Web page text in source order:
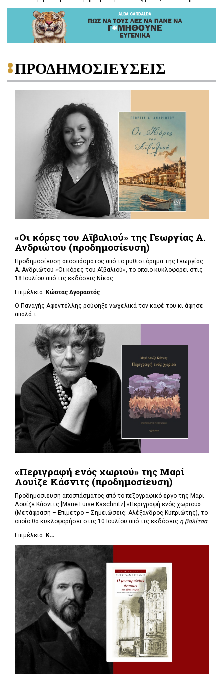
ΠΡΟΔΗΜΟΣΙΕΥΣΕΙΣ
«Οι κόρες του Αϊβαλιού» της Γεωργίας Α.
Ανδριώτου (προδημοσίευση)
Προδημοσίευση αποσπάσματος από το μυθιστόρημα της Γεωργίας
Α. Ανδριώτου «Οι κόρες του Αϊβαλιού», το οποίο κυκλοφορεί στις
18 Ιουλίου από τις εκδόσεις Νίκας.
Επιμέλεια: Κώστας Αγοραστός
Ο Παναγής Αφεντέλλης ρούφηξε νωχελικά τον καφέ του κι άφησε
απαλά τ...
«Περιγραφή ενός χωριού» της Μαρί
Λουίζε Κάσνιτς (προδημοσίευση)
Προδημοσίευση αποσπάσματος από το πεζογραφικό έργο της Μαρί
Λουίζε Κάσνιτς [Marie Luise Kaschnitz] «Περιγραφή ενός χωριού»
(Μετάφραση – Επίμετρο – Σημειώσεις: Αλέξανδρος Κυπριώτης), το
οποίο θα κυκλοφορήσει στις 10 Ιουλίου από τις εκδόσεις η βαλίτσα.
Επιμέλεια: Κ...